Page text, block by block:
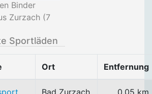
Binder
Zurzach (7
Sportläden
Ort Entfernung
Bad Zurzach 0.05 km